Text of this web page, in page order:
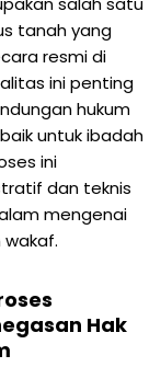
tanah yang
resmi di
ini penting
hukum
untuk ibadah
ini
dan teknis
mengenai
Hak